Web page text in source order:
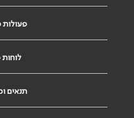
פעולות
תנאים